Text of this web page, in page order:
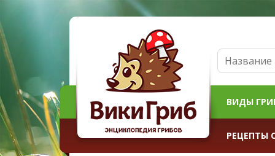
ВИДЫ
РЕЦЕПТЫ